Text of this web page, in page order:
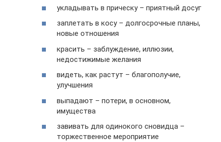
укладывать в прическу – приятный досуг
заплетать в косу – долгосрочные планы,
новые отношения
красить – заблуждение, иллюзии,
недостижимые желания
видеть, как растут – благополучие,
улучшения
выпадают – потери, в основном,
имущества
завивать для одинокого сновидца –
торжественное мероприятие